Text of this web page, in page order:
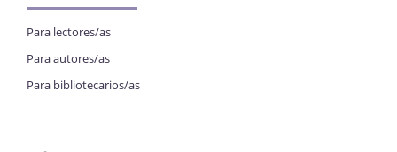
Para lectores/as
Para autores/as
Para bibliotecarios/as